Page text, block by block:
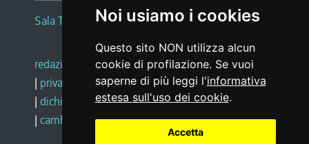
Noi usiamo i cookies
Questo sito NON utilizza alcun
cookie di profilazione. Se vuoi
saperne di più leggi l'informativa
estesa sull'uso dei cookie.
Accetta
Sala Tiziano Tessitori
redazione web |note legali |glossario
| privacy
social media policy
| dichiarazione di accessibilità |feedback
| cambio preferenze cookie